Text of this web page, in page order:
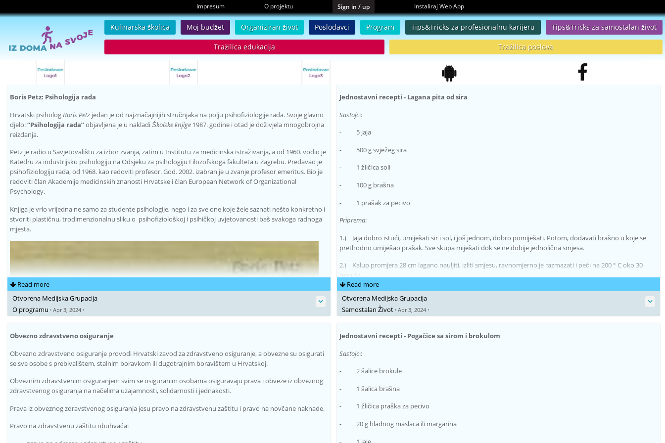
Impresum O projektu Sign in / up Instaliraj Web App
Kulinarska školica Moj budžet Organiziran život Poslodavci Program Tips&Tricks za profesionalnu karijeru Tips&Tricks za samostalan život
Tražilica edukacija Tražilica poslova
Boris Petz: Psihologija rada
Hrvatski psiholog Boris Petz jedan je od najznačajnijih stručnjaka na polju psihofiziologije rada. Svoje glavno
djelo:“Psihologija rada”objavljena je u nakladiŠkolske knjige 1987. godine i otad je doživjela mnogobrojna
reizdanja.
Petz je radio u Savjetovalištu za izbor zvanja, zatim u Institutu za medicinska istraživanja, a od 1960. vodio je
Katedru za industrijsku psihologiju na Odsjeku za psihologiju Filozofskoga fakulteta u Zagrebu. Predavao je
psihofiziologiju rada, od 1968. kao redoviti profesor. God. 2002. izabran je u zvanje profesor emeritus. Bio je
redoviti član Akademije medicinskih znanosti Hrvatske i član European Network of Organizational
Psychology.
Knjiga je vrlo vrijedna ne samo za studente psihologije, nego i za sve one koje žele saznati nešto konkretno i
stvoriti plastičnu, trodimenzionalnu sliku o psihofiziološkoj i psihičkoj uvjetovanosti baš svakoga radnoga
mjesta.
Read more
Otvorena Medijska Grupacija
O programu · Apr 3, 2024 ·
Jednostavni recepti - Lagana pita od sira
Sastojci:
- 5 jaja
- 500 g svježeg sira
- 1 žličica soli
- 100 g brašna
- 1 prašak za pecivo
Priprema:
1.) Jaja dobro istući, umiješati sir i sol, i još jednom, dobro pomiješati. Potom, dodavati brašno u koje se
prethodno umiješao prašak. Sve skupa miješati dok se ne dobije jednolična smjesa.
2.) Kalup promjera 28 cm lagano nauljiti, izliti smjesu, ravnomjerno je razmazati i peći na 200 ° C oko 30
minuta.
Read more
Otvorena Medijska Grupacija
Samostalan Život ·Apr 3, 2024 ·
Obvezno zdravstveno osiguranje
Obvezno zdravstveno osiguranje provodi Hrvatski zavod za zdravstveno osiguranje, a obvezne su osigurati
se sve osobe s prebivalištem, stalnim boravkom ili dugotrajnim boravištem u Hrvatskoj.
Obveznim zdravstvenim osiguranjem svim se osiguranim osobama osiguravaju prava i obveze iz obveznog
zdravstvenog osiguranja na načelima uzajamnosti, solidarnosti i jednakosti.
Prava iz obveznog zdravstvenog osiguranja jesu pravo na zdravstvenu zaštitu i pravo na novčane naknade.
Pravo na zdravstvenu zaštitu obuhvaća:
Jednostavni recepti - Pogačice sa sirom i brokulom
Sastojci:
- 2 šalice brokule
- 1 šalica brašna
- 1 žličica praška za pecivo
- 20 g hladnog maslaca ili margarina